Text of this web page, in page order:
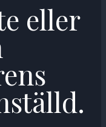
eller